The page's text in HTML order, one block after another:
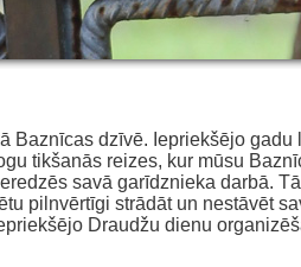
Baznīcas dzīvē. Iepriekšējo gadu
tikšanās reizes, kur mūsu
savā garīdznieka darbā.
pilnvērtīgi strādāt un nestāvēt
Draudžu dienu